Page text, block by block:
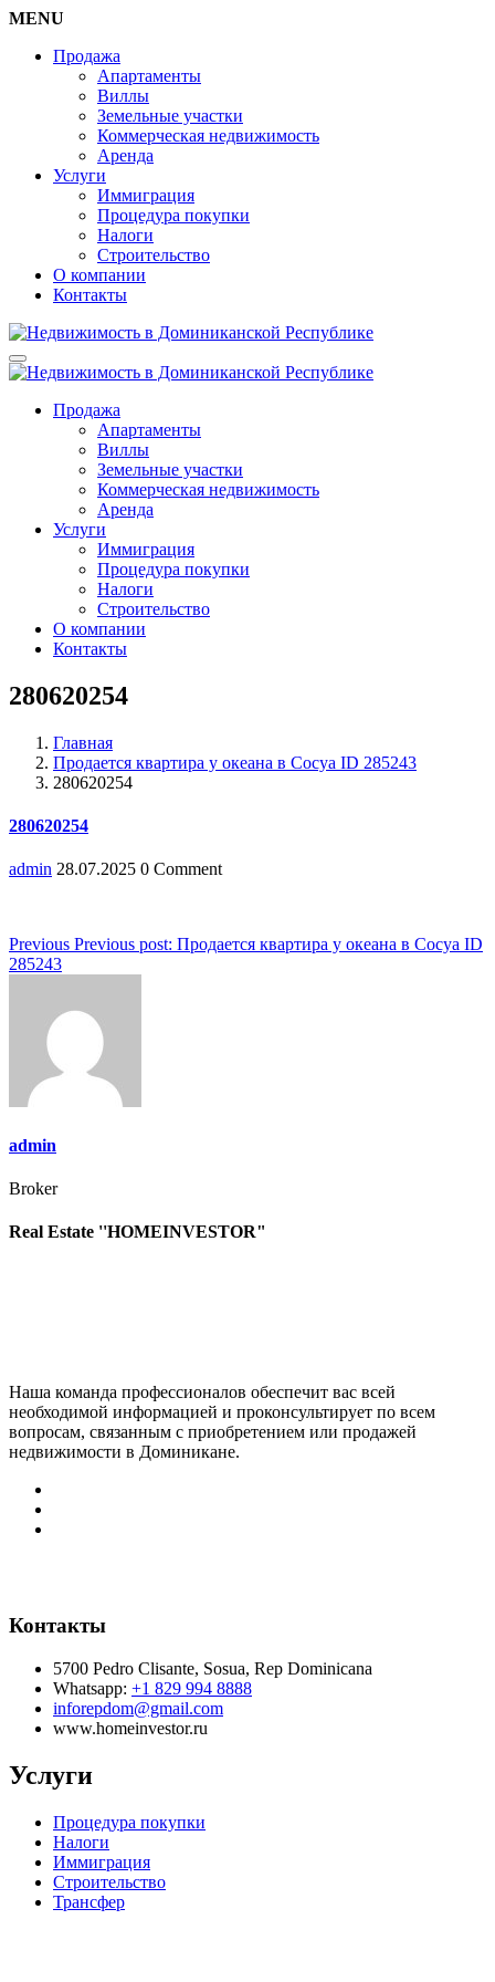
MENU
Продажа
Апартаменты
Виллы
Земельные участки
Коммерческая недвижимость
Аренда
Услуги
Иммиграция
Процедура покупки
Налоги
Строительство
О компании
Контакты
Продажа
Апартаменты
Виллы
Земельные участки
Коммерческая недвижимость
Аренда
Услуги
Иммиграция
Процедура покупки
Налоги
Строительство
О компании
Контакты
280620254
Главная
Продается квартира у океана в Сосуа ID 285243
280620254
280620254
admin 28.07.2025 0 Comment
Навигация
по
записям
Previous Previous post: Продается квартира у океана в Сосуа ID
285243
admin
Broker
Real Estate ''HOMEINVESTOR"
Наша команда профессионалов обеспечит вас всей
необходимой информацией и проконсультирует по всем
вопросам, связанным с приобретением или продажей
недвижимости в Доминикане.
Контакты
5700 Pedro Clisante, Sosua, Rep Dominicana
Whatsapp: +1 829 994 8888
inforepdom@gmail.com
www.homeinvestor.ru
Услуги
Процедура покупки
Налоги
Иммиграция
Строительство
Трансфер